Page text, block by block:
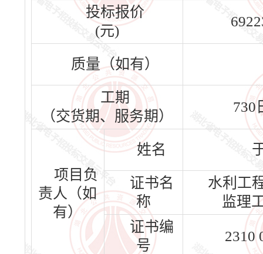
投标报价
(元)
质量（如有）
工期
（交货期、服务期）
730
项目负
责人（如
有）
姓名
证书名
称
水利工
监理
证书编
号
2310